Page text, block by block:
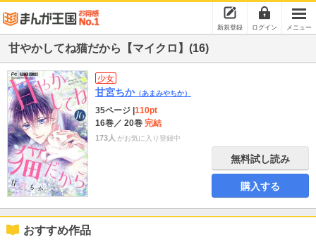
新規登録 ログイン メニュー
甘やかしてね猫だから【マイクロ】(16)
少女
甘宮ちか（あまみやちか）
35ページ 110pt
16巻／ 20巻 完結
173人 がお気に入り登録中
無料試し読み
購入する
おすすめ作品